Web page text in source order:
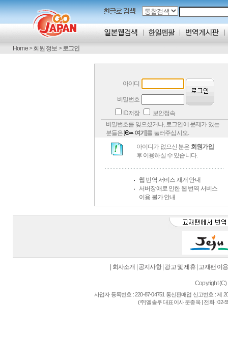
Home>회원 정보 >로그인
아이디
비밀번호
ID저장
보안접속
비밀번호를 잊으셨거나, 로그인에 문제가 있는
분들은 [
여기]를 눌러주십시오.
아이디가 없으신 분은 회원가입
후 이용하실 수 있습니다.
웹 번역 서비스 재개 안내
서버장애로 인한 웹 번역 서비스
이용 불가 안내
회사소개 공지사항| 광고 및 제휴| 고재팬 이
Copyright (C)
사업자 등록번호 : 220-87-04751 통신판매업 신고번호 : 제
(주)엘솔루 대표이사 문종욱 | 전화 : 02-